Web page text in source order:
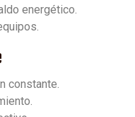
energético.
constante.